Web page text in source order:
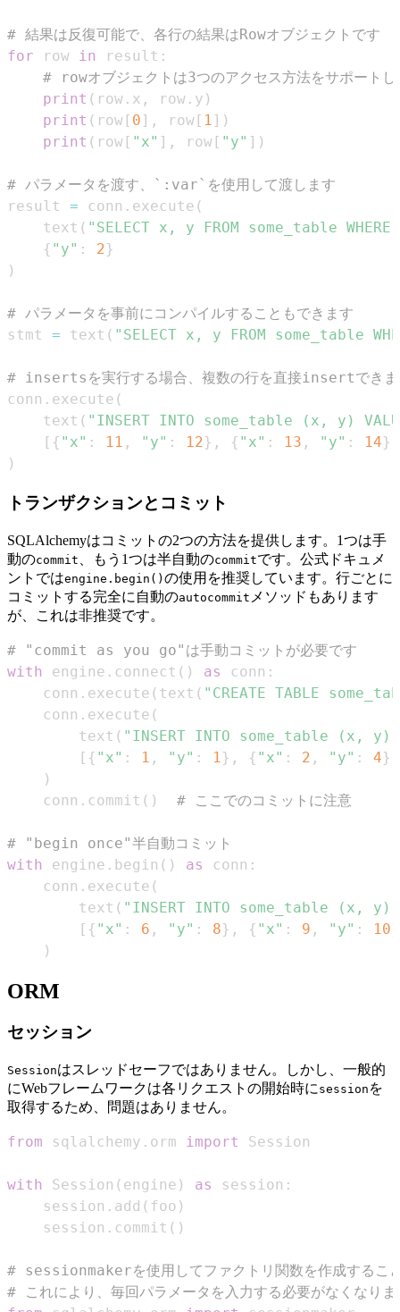
# 結果は反復可能で、各行の結果はRowオブジェクトです
for row in result :
# rowオブジェクトは3つのアクセス方法をサポートし
print ( row . x , row . y )
print ( row [ 0 ] , row [ 1 ] )
print ( row [ "x" ] , row [ "y" ] )
# パラメータを渡す、`:var`を使用して渡します
result = conn . execute (
    text
( "SELECT x, y FROM some_table
{ "y" : 2}
)
# パラメータを事前にコンパイルすることもできます
stmt = text ( "SELECT x, y FROM some_table
# insertsを実行する場合、複数の行を直接insertできま
conn . execute (
    text
( "INSERT INTO some_table (x, y)
[ { "x" : 11 , "y" : 12} , { "x" : 13 , "y" : 14}
)
トランザクションとコミット
SQLAlchemyはコミットの2つの方法を提供します。1つは手
動のcommit 、もう1つは半自動のcommitです。公式ドキュメ
ントではengine.begin() の使用を推奨しています。行ごとに
コミットする完全に自動のautocommit メソッドもあります
が、これは非推奨です。
# "commit as you go"は手動コミットが必要です
with
engine . connect ( ) as conn :
    conn
. execute ( text ( "CREATE TABLE
    conn
. execute (
        text
( "INSERT INTO some_table (x,
[ { "x" : 1 , "y" : 1 } , { "x" : 2 , "y" : 4}
)
    conn
. commit ( ) # ここでのコミットに注意
# "begin once"半自動コミット
with
engine . begin ( ) as conn :
    conn
. execute (
        text
( "INSERT INTO some_table (x,
[ { "x" : 6 , "y" : 8} , { "x" : 9 , "y" : 10
)
ORM
セッション
Sessionはスレッドセーフではありません。しかし、一般的
にWebフレームワークは各リクエストの開始時に session を
取得するため、問題はありません。
from sqlalchemy . orm import
with Session ( engine ) as session :
    session
. add ( foo )
    session
. commit ( )
# sessionmakerを使用してファクトリ関数を作成するこ
# これにより、毎回パラメータを入力する必要がなくなりま